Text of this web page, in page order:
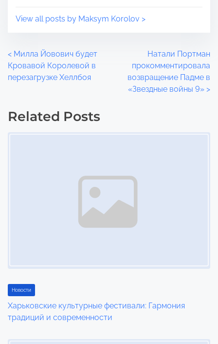
View all posts by Maksym Korolov >
P
o
t
i
o
< Милла Йовович будет
Кровавой Королевой в
перезагрузке Хеллбоя
Натали Портман
прокомментировала
возвращение Падме в
«Звездные войны 9» >
Related Posts
Новости
Харьковские культурные фестивали: Гармония
традиций и современности